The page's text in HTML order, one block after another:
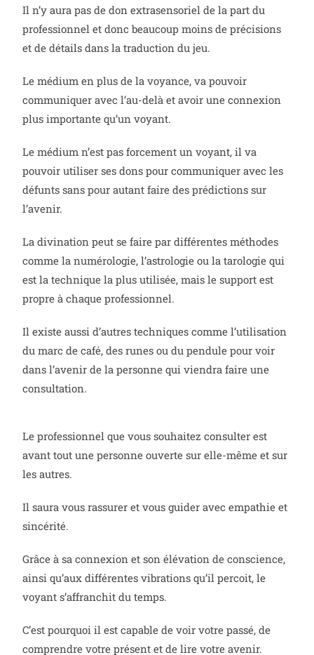
Il n’y aura pas de don extrasensoriel de la part du
professionnel et donc beaucoup moins de précisions
et de détails dans la traduction du jeu.
Le médium en plus de la voyance, va pouvoir
communiquer avec l’au-delà et avoir une connexion
plus importante qu’un voyant.
Le médium n’est pas forcement un voyant, il va
pouvoir utiliser ses dons pour communiquer avec les
défunts sans pour autant faire des prédictions sur
l’avenir.
La divination peut se faire par différentes méthodes
comme la numérologie, l’astrologie ou la tarologie qui
est la technique la plus utilisée, mais le support est
propre à chaque professionnel.
Il existe aussi d’autres techniques comme l’utilisation
du marc de café, des runes ou du pendule pour voir
dans l’avenir de la personne qui viendra faire une
consultation.
Le professionnel que vous souhaitez consulter est
avant tout une personne ouverte sur elle-même et sur
les autres.
Il saura vous rassurer et vous guider avec empathie et
sincérité.
Grâce à sa connexion et son élévation de conscience,
ainsi qu’aux différentes vibrations qu’il percoit, le
voyant s’affranchit du temps.
C’est pourquoi il est capable de voir votre passé, de
comprendre votre présent et de lire votre avenir.